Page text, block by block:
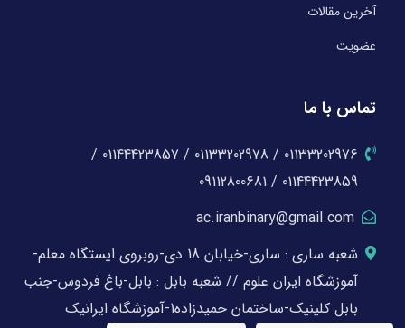
آخرین مقالات
عضویت
تماس با ما
01133202976 / 01133202978 / 01144423857 /
01144423859 / 09112800681
ac.iranbinary@gmail.com
شعبه ساری : ساری-خیابان 18 دی-روبروی ایستگاه معلم-
آموزشگاه ایران علوم // شعبه بابل : بابل-باغ فردوس-جنب
بابل کلینیک-ساختمان حمیدزاده1-آموزشگاه ایرانیک